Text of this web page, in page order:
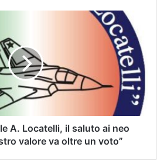
A. Locatelli, il saluto ai neo
valore va oltre un voto”